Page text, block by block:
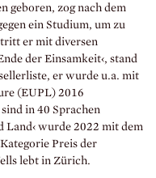
geboren, zog nach dem
ein Studium, um zu
er mit diversen
der Einsamkeit‹, stand
er wurde u.a. mit
(EUPL) 2016
in 40 Sprachen
Land‹ wurde 2022 mit dem
Preis der
lebt in Zürich.